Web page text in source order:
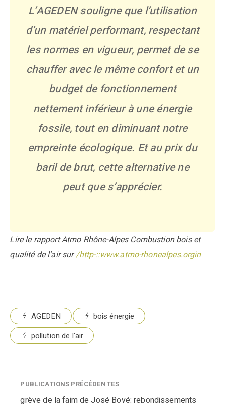
L’AGEDEN souligne que l’utilisation
d’un matériel performant, respectant
les normes en vigueur, permet de se
chauffer avec le même confort et un
budget de fonctionnement
nettement inférieur à une énergie
fossile, tout en diminuant notre
empreinte écologique. Et au prix du
baril de brut, cette alternative ne
peut que s’apprécier.
Lire le rapport Atmo Rhône-Alpes Combustion bois et
qualité de l’air sur/http-::www.atmo-rhonealpes.orgin
AGEDEN
bois énergie
pollution de l'air
PUBLICATIONS PRÉCÉDENTES
grève de la faim de José Bové: rebondissements